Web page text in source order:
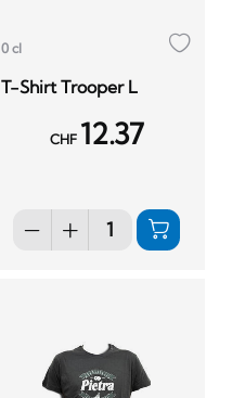
0 cl
T-Shirt Trooper L
CHF 12.37